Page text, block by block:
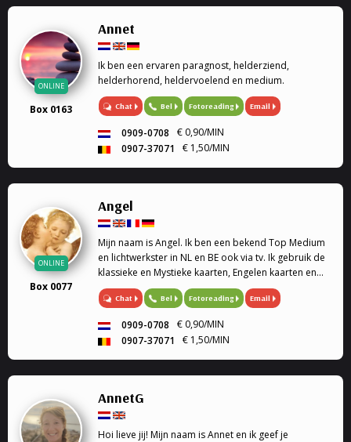
ONLINE
Box 0163
Annet
Ik ben een ervaren paragnost, helderziend,
helderhorend, heldervoelend en medium.
Chat Bel Fotoreading Email
0909-0708
€ 0,90/MIN
0907-37071
€ 1,50/MIN
ONLINE
Box 0077
Angel
Mijn naam is Angel. Ik ben een bekend Top Medium
en lichtwerkster in NL en BE ook via tv. Ik gebruik de
klassieke en Mystieke kaarten, Engelen kaarten en
pendel waardoor ik jullie antwoorden kan geven op
al jullie vragen. Bied ook hulp als ervaren
gesprekstherapeute om de juiste inzichten te geven.
Chat Bel Fotoreading Email
0909-0708
€ 0,90/MIN
0907-37071
€ 1,50/MIN
AnnetG
Hoi lieve jij! Mijn naam is Annet en ik geef je